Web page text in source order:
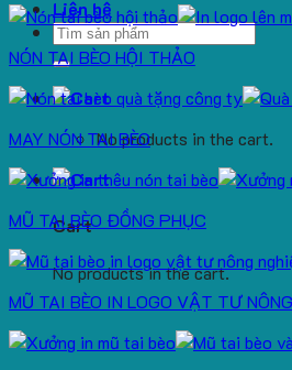
Liên hệ
Search
for:
No products in the cart.
Cart
No products in the cart.
NÓN TAI BÈO HỘI THẢO
MAY NÓN TAI BÈO
MŨ TAI BÈO ĐỒNG PHỤC
MŨ TAI BÈO IN LOGO VẬT TƯ